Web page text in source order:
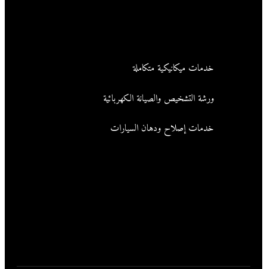
خدمات ميكانيكية متكاملة
ورشة التشخيص والصيانة الكهربائية
خدمات إصلاح ودهان السيارات